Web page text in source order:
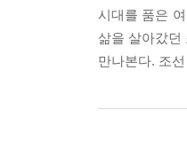
시대를 품은
삶을 살아갔던
만나본다. 조